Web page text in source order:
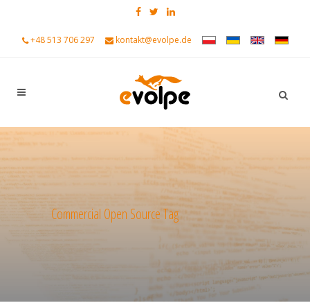
+48 513 706 297 kontakt@evolpe.de
Commercial Open Source Tag
ANKÜNDIGUNGEN